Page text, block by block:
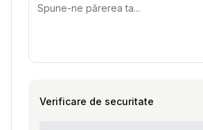
Verificare de securitate